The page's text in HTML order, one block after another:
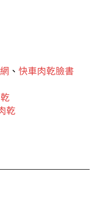
、 快車肉乾臉書
乾